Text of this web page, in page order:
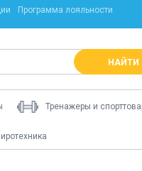
Программа лояльности
НАЙТИ
Тренажеры и